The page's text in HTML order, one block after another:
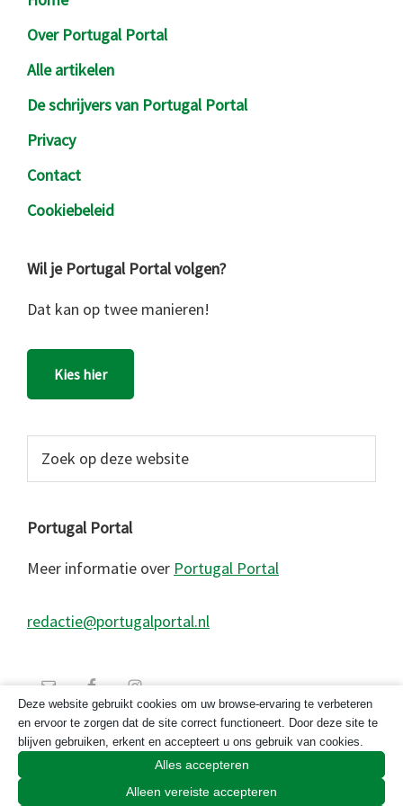
Over Portugal Portal
Alle artikelen
De schrijvers van Portugal Portal
Privacy
Contact
Cookiebeleid
Wil je Portugal Portal volgen?
Dat kan op twee manieren!
Kies hier
website
Portugal Portal
Meer informatie over Portugal Portal
redactie@portugalportal.nl
Deze website gebruikt cookies om uw browse-ervaring te verbeteren
en ervoor te zorgen dat de site correct functioneert. Door deze site te
blijven gebruiken, erkent en accepteert u ons gebruik van cookies.
Alles accepteren
Alleen vereiste accepteren